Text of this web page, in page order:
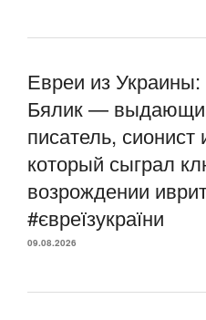
Евреи из
Бялик —
писатель,
который сыграл
возрождении
#євреїзукраїни
09.08.2026